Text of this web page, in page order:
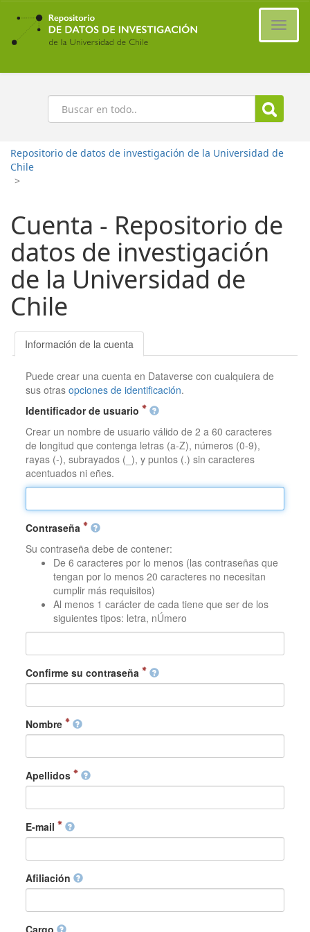
Ir
contenido
principal
Buscar
Repositorio de datos de investigación de la Universidad de
Chile
>
Cuenta - Repositorio de
datos de investigación
de la Universidad de
Chile
Información de la cuenta
Puede crear una cuenta en Dataverse con cualquiera de
sus otrasopciones de identificación.
Identificador de usuario
Crear un nombre de usuario válido de 2 a 60 caracteres
de longitud que contenga letras (a-Z), números (0-9),
rayas (-), subrayados (_), y puntos (.) sin caracteres
acentuados ni eñes.
Contraseña
Su contraseña debe de contener:
De 6 caracteres por lo menos (las contraseñas que
tengan por lo menos 20 caracteres no necesitan
cumplir más requisitos)
Al menos 1 carácter de cada tiene que ser de los
siguientes tipos: letra, nÚmero
Confirme su contraseña
Nombre
Apellidos
E-mail
Afiliación
Cargo